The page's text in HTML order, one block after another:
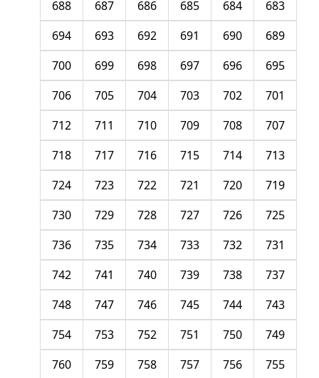
683
684
685
686
687
688
689
690
691
692
693
694
695
696
697
698
699
700
701
702
703
704
705
706
707
708
709
710
711
712
713
714
715
716
717
718
719
720
721
722
723
724
725
726
727
728
729
730
731
732
733
734
735
736
737
738
739
740
741
742
743
744
745
746
747
748
749
750
751
752
753
754
755
756
757
758
759
760